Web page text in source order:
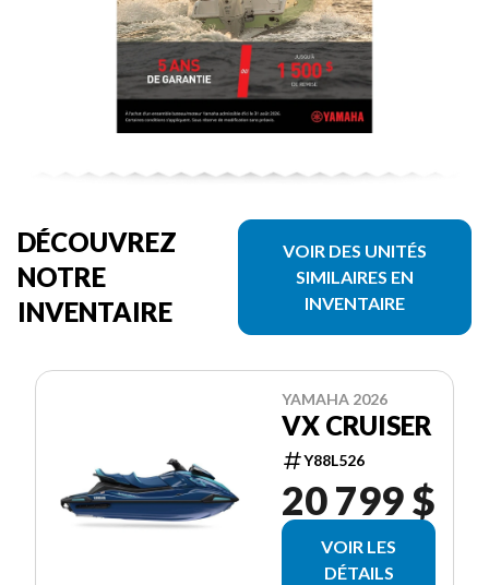
DÉCOUVREZ
NOTRE
INVENTAIRE
VOIR DES UNITÉS
SIMILAIRES EN
INVENTAIRE
YAMAHA 2026
VX CRUISER
Y88L526
20 799 $
VOIR LES
DÉTAILS